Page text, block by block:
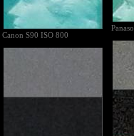
Canon S90 ISO 800